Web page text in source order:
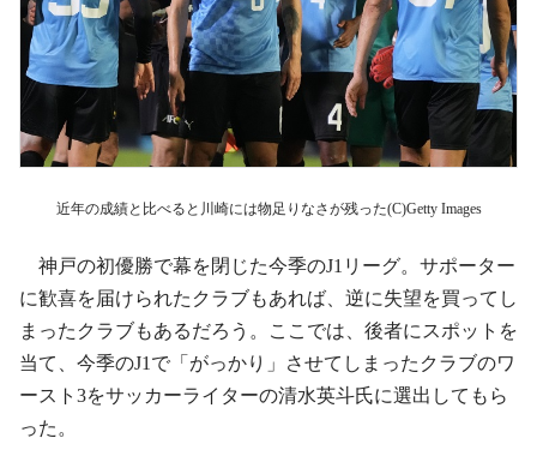
近年の成績と比べると川崎には物足りなさが残った(C)Getty Images
神戸の初優勝で幕を閉じた今季のJ1リーグ。サポーター
に歓喜を届けられたクラブもあれば、逆に失望を買ってし
まったクラブもあるだろう。ここでは、後者にスポットを
当て、今季のJ1で「がっかり」させてしまったクラブのワ
ースト3をサッカーライターの清水英斗氏に選出してもら
った。